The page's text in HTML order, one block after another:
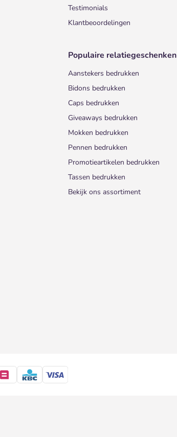
Testimonials
Klantbeoordelingen
Populaire relatiegeschenken
Aanstekers bedrukken
Bidons bedrukken
Caps bedrukken
Giveaways bedrukken
Mokken bedrukken
Pennen bedrukken
Promotieartikelen bedrukken
Tassen bedrukken
Bekijk ons assortiment